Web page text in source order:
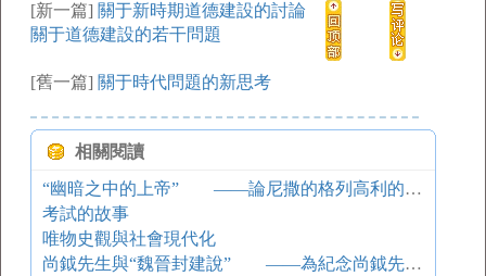
[新一篇] 關于新時期道德建設的討論
關于道德建設的若干問題
[舊一篇] 關于時代問題的新思考
相關閱讀
“幽暗之中的上帝” ——論尼撒的格列高利的神秘主義
考試的故事
唯物史觀與社會現代化
尚鉞先生與“魏晉封建說” ——為紀念尚鉞先生誕辰100周年而作